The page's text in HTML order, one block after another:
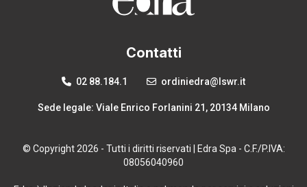
Contatti
02 88.184.1 ordiniedra@lswr.it
Sede legale: Viale Enrico Forlanini 21, 20134 Milano
© Copyright 2026 - Tutti i diritti riservati | Edra Spa - C.F./P.IVA:
08056040960